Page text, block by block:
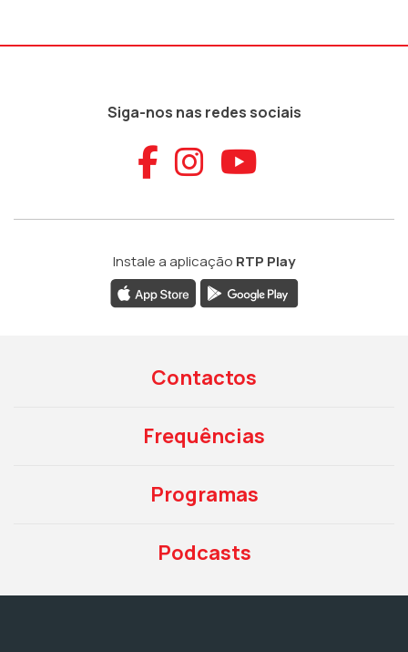
Siga-nos nas redes sociais
Aceder ao
Aceder ao
Aceder
Instale a aplicação RTP Play
Contactos
Frequências
Programas
Podcasts